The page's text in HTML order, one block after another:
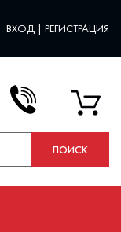
ВХОД | РЕГИСТРАЦИЯ